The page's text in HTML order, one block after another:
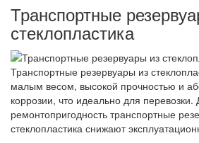
Транспортные
стеклопластика
Транспортные резервуары из
малым весом, высокой прочностью и
коррозии, что идеально для перевозки.
ремонтопригодность транспортные
стеклопластика снижают